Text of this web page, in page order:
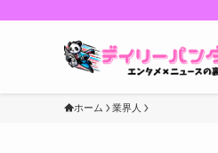
ホーム 業界人